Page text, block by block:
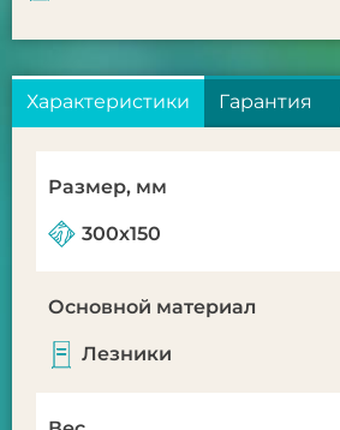
Характеристики Гарантия
Размер, мм
300х150
Основной материал
Лезники